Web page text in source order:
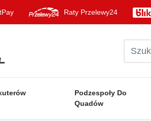
Raty Przelewy24
Podzespoły Do
Quadów